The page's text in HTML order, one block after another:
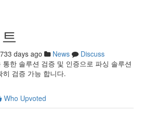
733 days ago News
Discuss
한 솔루션 검증 및 인증으로 파싱 솔루션
검증 가능 합니다.
Who Upvoted